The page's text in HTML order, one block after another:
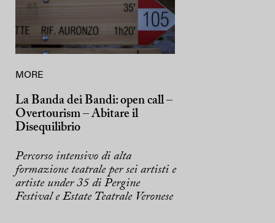
MORE
La Banda dei Bandi: open call –
Overtourism – Abitare il
Disequilibrio
Percorso intensivo di alta
formazione teatrale per sei artisti e
artiste under 35 di Pergine
Festival e Estate Teatrale Veronese